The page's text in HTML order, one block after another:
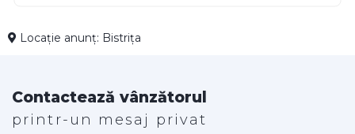
Locație anunț: Bistrița
Contactează vânzătorul
printr-un mesaj privat